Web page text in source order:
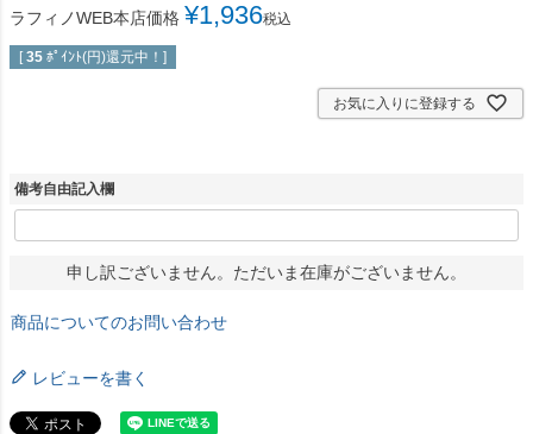
ラフィノWEB本店価格 ¥1,936税込
[ 35 ﾎﾟｲﾝﾄ(円)還元中！]
お気に入りに登録する
備考自由記入欄
申し訳ございません。ただいま在庫がございません。
商品についてのお問い合わせ
レビューを書く